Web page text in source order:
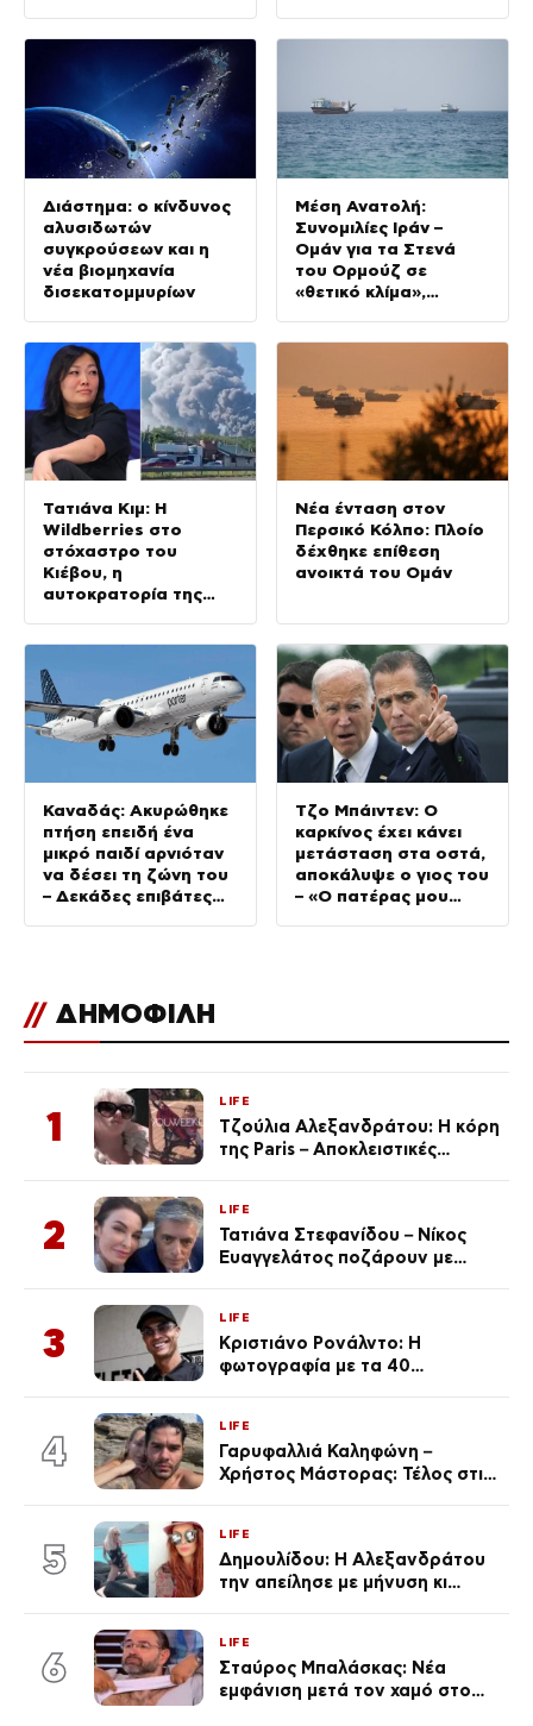
Διάστημα: ο κίνδυνος
αλυσιδωτών
συγκρούσεων και η
νέα βιομηχανία
δισεκατομμυρίων
Μέση Ανατολή:
Συνομιλίες Ιράν –
Ομάν για τα Στενά
του Ορμούζ σε
«θετικό κλίμα»,
Τατιάνα Κιμ: Η
Wildberries στο
στόχαστρο του
Κιέβου, η
αυτοκρατορία της
Νέα ένταση στον
Περσικό Κόλπο: Πλοίο
δέχθηκε επίθεση
ανοικτά του Ομάν
Καναδάς: Ακυρώθηκε
πτήση επειδή ένα
μικρό παιδί αρνιόταν
να δέσει τη ζώνη του
– Δεκάδες επιβάτες
Τζο Μπάιντεν: Ο
καρκίνος έχει κάνει
μετάσταση στα οστά,
αποκάλυψε ο γιος του
– «Ο πατέρας μου
// ΔΗΜΟΦΙΛΗ
1
LIFE
Τζούλια Αλεξανδράτου: Η κόρη
της Paris – Αποκλειστικές
2
LIFE
Τατιάνα Στεφανίδου – Νίκος
Ευαγγελάτος ποζάρουν με
3
LIFE
Κριστιάνο Ρονάλντο: Η
φωτογραφία με τα 40
εκ. likes
4
LIFE
Γαρυφαλλιά Καληφώνη –
Χρήστος Μάστορας: Τέλος στις
5
LIFE
Δημουλίδου: Η Αλεξανδράτου
την απείλησε με μήνυση κι
ποια είσαι σοκαρίστικα»
6
LIFE
Σταύρος Μπαλάσκας: Νέα
εμφάνιση μετά τον χαμό στο